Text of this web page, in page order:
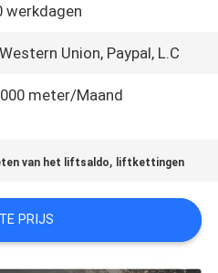
werkdagen
Union, Paypal, L.C
meter/Maand
van het liftsaldo, liftkettingen
PRIJS